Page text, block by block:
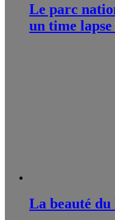
Le parc
un time
La beauté